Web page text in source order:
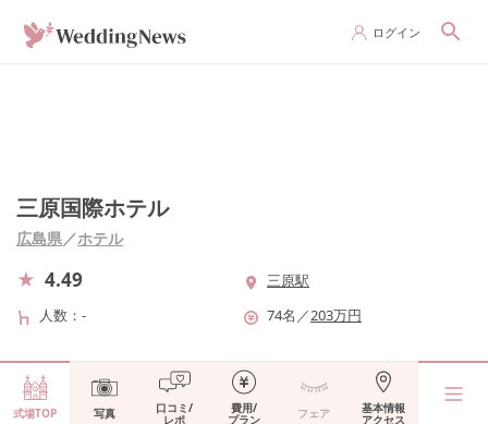
ログイン
三原国際ホテル
広島県／ホテル
4.49
三原駅
人数
- 74名 ／203万円
式場TOP 写真 口コミ/
レポ
費用/
プラン フェア 基本情報
アクセス